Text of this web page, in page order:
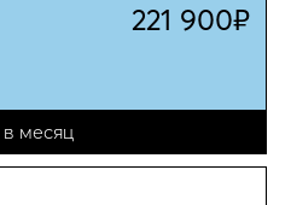
221 900₽
месяц